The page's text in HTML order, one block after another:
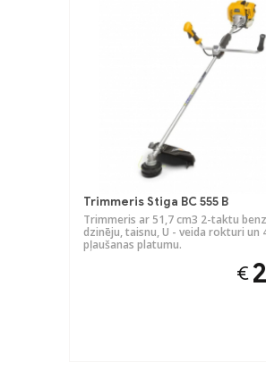
Trimmeris Stiga BC 555 B
Trimmeris ar 51,7 cm3 2-taktu
dzinēju, taisnu, U - veida rokturi un
pļaušanas platumu.
€